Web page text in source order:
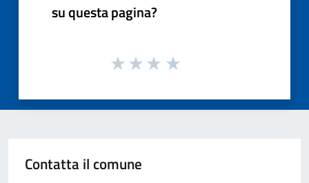
su questa pagina?
Contatta il comune